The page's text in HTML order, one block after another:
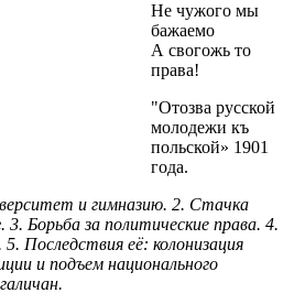
Не чужого мы
бажаемо
А свогожь то
права!
"Отозва русской
молодежи къ
польской» 1901
года.
и гимназию. 2. Стачка
3. Борьба за политические права. 4.
Последствия её: колонизация
и подъем национального